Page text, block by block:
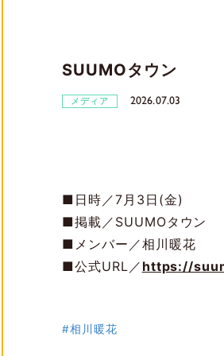
SUUMOタウン
メディア 2026.07.03
■日時／7月3日(金)
■掲載／SUUMOタウン
■メンバー／相川暖花
■公式URL／ https://
#相川暖花